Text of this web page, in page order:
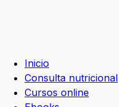
Inicio
Consulta nutricional
Cursos online